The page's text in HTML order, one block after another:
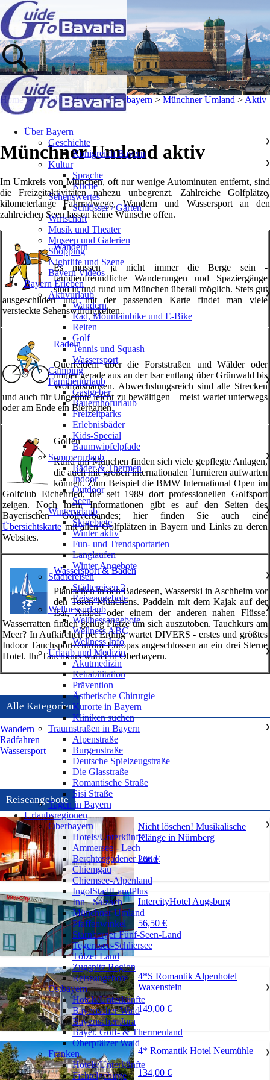
Home>Urlaubsregionen>Oberbayern > Münchner Umland > Aktiv
>
Münchner Umland aktiv
Im Umkreis von München, oft nur wenige Autominuten entfernt, sind
die Freizeitaktivitäten nahezu unbegrenzt. Zahlreiche Golfplätze,
kilometerlange Fahrradwege, Wandern und Wassersport an den
zahlreichen Seen lassen keine Wünsche offen.
Wandern
Es müssen ja nicht immer die Berge sein -
familienfreundliche Wanderungen und Spaziergänge
sind in und rund um München überall möglich. Stets gut
ausgeschildert und mit der passenden Karte findet man viele
versteckte Sehenswürdigkeiten.
Radeln
Querfeldein über die Forststraßen und Wälder oder
immer gerade aus an der Isar entlang über Grünwald bis
Wolfratshausen. Abwechslungsreich sind alle Strecken
und auch für Ungeübte leicht zu bewältigen – meist wartet unterwegs
oder am Ende ein Biergarten.
Golfen
Rund um München finden sich viele gepflegte Anlagen,
die auch mit großen internationalen Turnieren aufwarten
können. Zum Beispiel die BMW International Open im
Golfclub Eichenried, die seit 1989 dort professionellen Golfsport
zeigen. Noch mehr Informationen gibt es auf den Seiten des
Bayerischen Golfverbandes; hier finden Sie auch eine
Übersichtskartemit allen Golfplätzen in Bayern und Links zu deren
Websites.
Wassersport & Baden
Plantschen in den Badeseen, Wasserski in Aschheim vor
den Toren Münchens. Paddeln mit dem Kajak auf der
Isar, Amper oder einem der anderen nahen Flüsse.
Wasserratten finden genug Plätze um sich auszutoben. Tauchkurs am
Meer? In Aufkirchen bei Erding wartet DIVERS - erstes und größtes
Indoor Tauchsportzentrum Europas angeschlossen an ein drei Sterne
Hotel. Ihr Tauchkurs wartet in Oberbayern.
Alle Kategorien
Wandern
Radfahren
Wassersport
Reiseangebote
Nicht löschen! Musikalische
Klänge in Nürnberg
266 €
IntercityHotel Augsburg
56,50 €
4*S Romantik Alpenhotel
Waxenstein
149,00 €
4* Romantik Hotel Neumühle
134,00 €
Über Bayern
Geschichte
❯
Königreich Bayern
Kultur
❯
Sprache
Küche
Sehenswertes
❯
Schlösser / Gärten
Wirtschaft
Musik und Theater
Museen und Galerien
Shopping
Nightlife und Szene
Bayern Videos
Bayern Erleben
Aktivurlaub
❯
Wandern
Rad, Mountainbike und E-Bike
Reiten
Golf
Tennis und Squash
Wassersport
Camping
Familienurlaub
❯
Gastgeber
Bauernhofurlaub
Freizeitparks
Erlebnisbäder
Kids-Special
Baumwipfelpfade
Sommerurlaub
❯
Bäder & Thermen
Indoor
Outdoor
Seen
Winterurlaub
❯
Skigebiete
Winter aktiv
Fun- und Trendsportarten
Langlaufen
Winter Angebote
Städtereisen
❯
Städtereisen 2
Reiseangebote
Wellnessurlaub
❯
Wellnessangebote
Wellness ABC
Wellness Info
Urlaub und Medizin
❯
Akutmedizin
Rehabilitation
Prävention
Ästhetische Chirurgie
Kurorte in Bayern
Kliniken suchen
Traumstraßen in Bayern
❯
Alpenstraße
Burgenstraße
Deutsche Spielzeugstraße
Die Glasstraße
Romantische Straße
Sisi Straße
Tagen in Bayern
Urlaubsregionen
Oberbayern
❯
Hotels/Unterkünfte
Ammersee - Lech
Berchtesgadener Land
Chiemgau
Chiemsee-Alpenland
IngolStadtLandPlus
Inn - Salzach
Münchner Umland
Pfaffenwinkel
Starnberger Fünf-Seen-Land
Tegernsee-Schliersee
Tölzer Land
Zugspitz Region
Reiseangebote
Ostbayern
❯
Hotels/Unterkünfte
Bayerischer Wald
Bayerischer Jura
Bayer. Golf- & Thermenland
Oberpfälzer Wald
Franken
❯
Hotels/Unterkünfte
Fichtelgebirge